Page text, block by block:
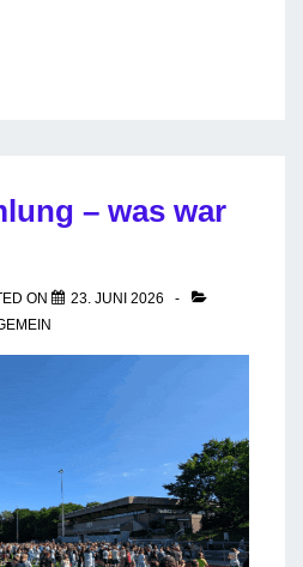
– was war
ON
23. JUNI 2026